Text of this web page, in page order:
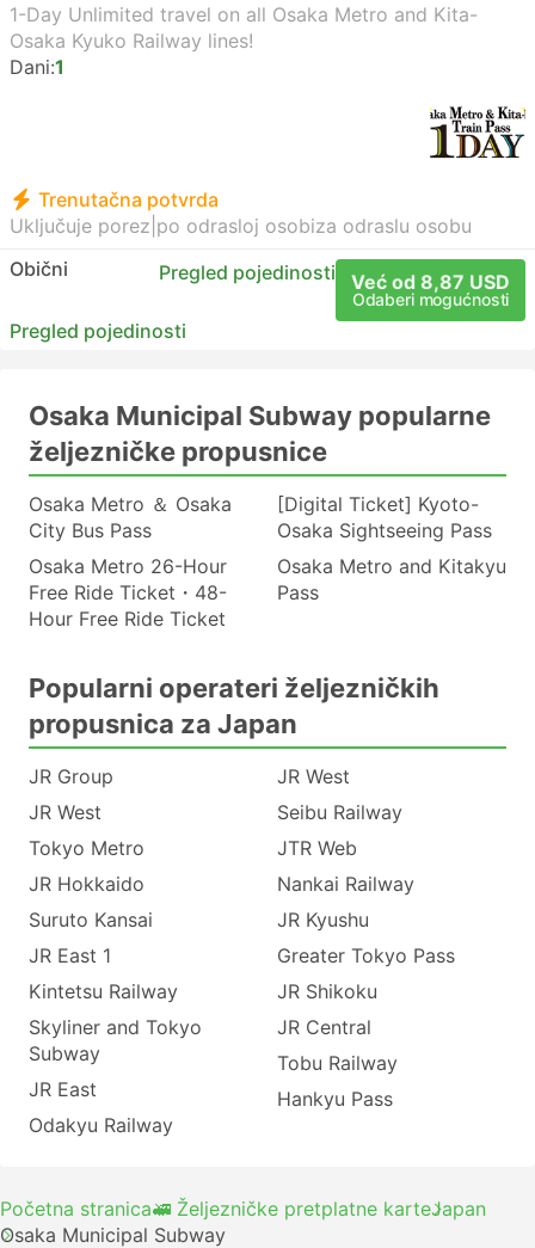
1-Day Unlimited travel on all Osaka Metro and Kita-
Osaka Kyuko Railway lines!
Dani:1
Trenutačna potvrda
Uključuje porez po odrasloj osobiza odraslu osobu
Obični
Pregled pojedinosti Već od 8,87 USD
Odaberi mogućnosti
Pregled pojedinosti
Osaka Municipal Subway popularne
željezničke propusnice
Osaka Metro ＆ Osaka
City Bus Pass
Osaka Metro 26-Hour
Free Ride Ticket・48-
Hour Free Ride Ticket
[Digital Ticket] Kyoto-
Osaka Sightseeing Pass
Osaka Metro and Kitakyu
Pass
Popularni operateri željezničkih
propusnica za Japan
JR Group
JR West
Tokyo Metro
JR Hokkaido
Suruto Kansai
JR East 1
Kintetsu Railway
Skyliner and Tokyo
Subway
JR East
Odakyu Railway
JR West
Seibu Railway
JTR Web
Nankai Railway
JR Kyushu
Greater Tokyo Pass
JR Shikoku
JR Central
Tobu Railway
Hankyu Pass
Početna stranica🚅 Željezničke pretplatne karteJapan
Osaka Municipal Subway